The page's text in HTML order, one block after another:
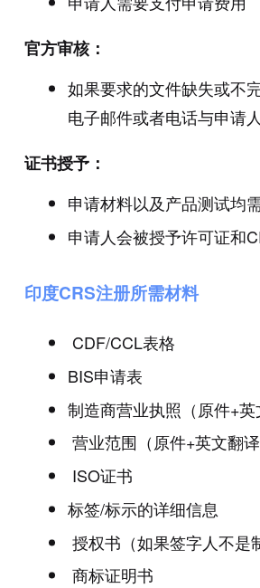
官方审核：
如果要求的文件缺失或不
电子邮件或者电话与申请
证书授予：
申请材料以及产品测试均
申请人会被授予许可证和
印度CRS注册所需材料
CDF/CCL表格
BIS申请表
制造商营业执照（原件+英
营业范围（原件+英文翻译
ISO证书
标签/标示的详细信息
授权书（如果签字人不是
商标证明书